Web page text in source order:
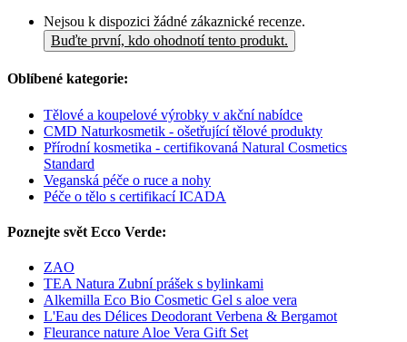
Nejsou k dispozici žádné zákaznické recenze.
Buďte první, kdo ohodnotí tento produkt.
Oblíbené kategorie:
Tělové a koupelové výrobky v akční nabídce
CMD Naturkosmetik - ošetřující tělové produkty
Přírodní kosmetika - certifikovaná Natural Cosmetics
Standard
Veganská péče o ruce a nohy
Péče o tělo s certifikací ICADA
Poznejte svět Ecco Verde:
ZAO
TEA Natura Zubní prášek s bylinkami
Alkemilla Eco Bio Cosmetic Gel s aloe vera
L'Eau des Délices Deodorant Verbena & Bergamot
Fleurance nature Aloe Vera Gift Set